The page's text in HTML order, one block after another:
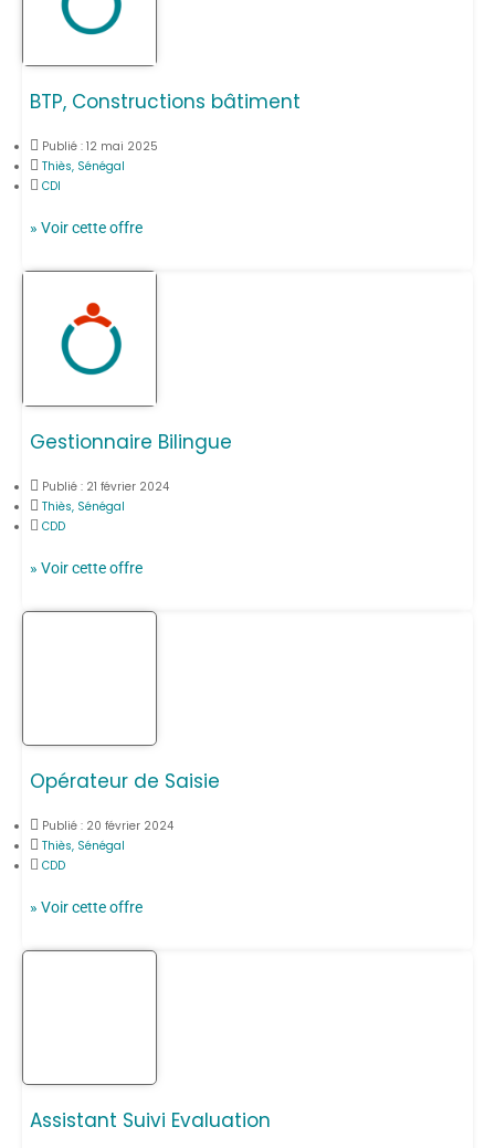
BTP, Constructions bâtiment
Publié : 12 mai 2025
Thiès, Sénégal
CDI
» Voir cette offre
Gestionnaire Bilingue
Publié : 21 février 2024
Thiès, Sénégal
CDD
» Voir cette offre
Opérateur de Saisie
Publié : 20 février 2024
Thiès, Sénégal
CDD
» Voir cette offre
Assistant Suivi Evaluation